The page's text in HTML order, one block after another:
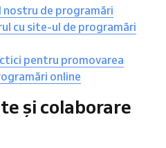
de programări
cu site-ul de programări
pentru promovarea
online
și colaborare